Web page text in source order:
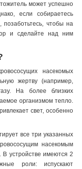
может успешно
если собираетесь
позаботьтесь, чтобы на
и сделайте над ним
насекомых
жертву (например,
На более близких
организмом тепло.
свет, особенно
все три указанных
насекомым
В устройстве имеются 2
роли: испускают